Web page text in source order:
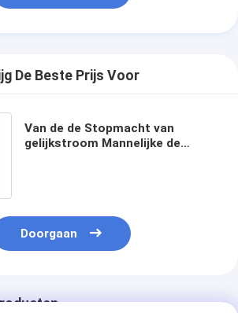
De Beste Prijs Voor
Van de de Stopmacht van
gelijkstroom Mannelijke de
Doorgaan